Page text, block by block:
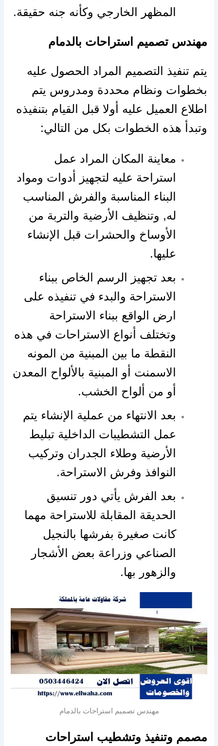
المظهر الخارجي وكأنه جنه حقيقة.
مهندس تصميم استراحات بالدمام
يتم تنفيذ التصميم المراد الحصول عليه
بخطوات ونظام محددة ومدروس يتم
اطلاع العميل عليه أولا قبل القيام بتنفيذه
وتبدأ هذه الخطوات بكل من التالي:
معاينة المكان المراد عمل
استراحة عليه لتجهيز أدوات ومواد
البناء المناسبة والفرش المناسب
له, وتنظيف الأرضية والتربة من
الأوساخ والحشرات قبل الإنشاء
عليها.
بعد تجهيز الرسم الخاص ببناء
الاستراحة والبدء في تنفيذه على
ارض الواقع ببناء الاستراحة
وتختلف أنواع الاستراحات في هذه
النقطة ما بين المبنية من المونه
الاسمنت أو المبنية بالألواح المعدن
أو من ألواح الخشب.
بعد الانتهاء من عملية الإنشاء يتم
عمل التشطيبات الداخلية تبليط
الأرضية وطلاء الجدران وتركيب
النوافذ وفرش الاستراحة.
بعد الفرش يأتي دور تنسيق
الحديقة المقابلة للاستراحة مهما
كانت صغيرة بفرشها بالنجيل
الصناعي وزراعة بعض الأشجار
والزهور بها.
مهندس تصميم استراحات بالدمام
مصمم وتنفيذ وتشطيب استراحات